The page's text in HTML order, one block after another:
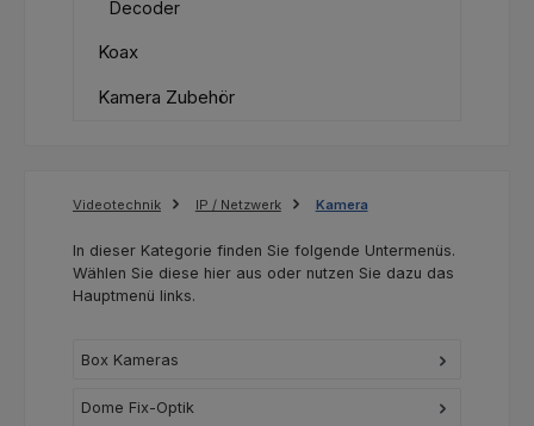
Decoder
Koax
Kamera Zubehör
Videotechnik IP / Netzwerk Kamera
In dieser Kategorie finden Sie folgende Untermenüs.
Wählen Sie diese hier aus oder nutzen Sie dazu das
Hauptmenü links.
Box Kameras
Dome Fix-Optik